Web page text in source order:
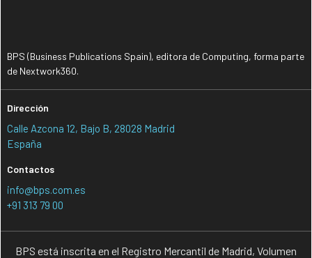
BPS (Business Publications Spain), editora de Computing, forma parte
de Nextwork360.
Dirección
Calle Azcona 12, Bajo B, 28028 Madrid
España
Contactos
info@bps.com.es
+91 313 79 00
BPS está inscrita en el Registro Mercantil de Madrid, Volumen